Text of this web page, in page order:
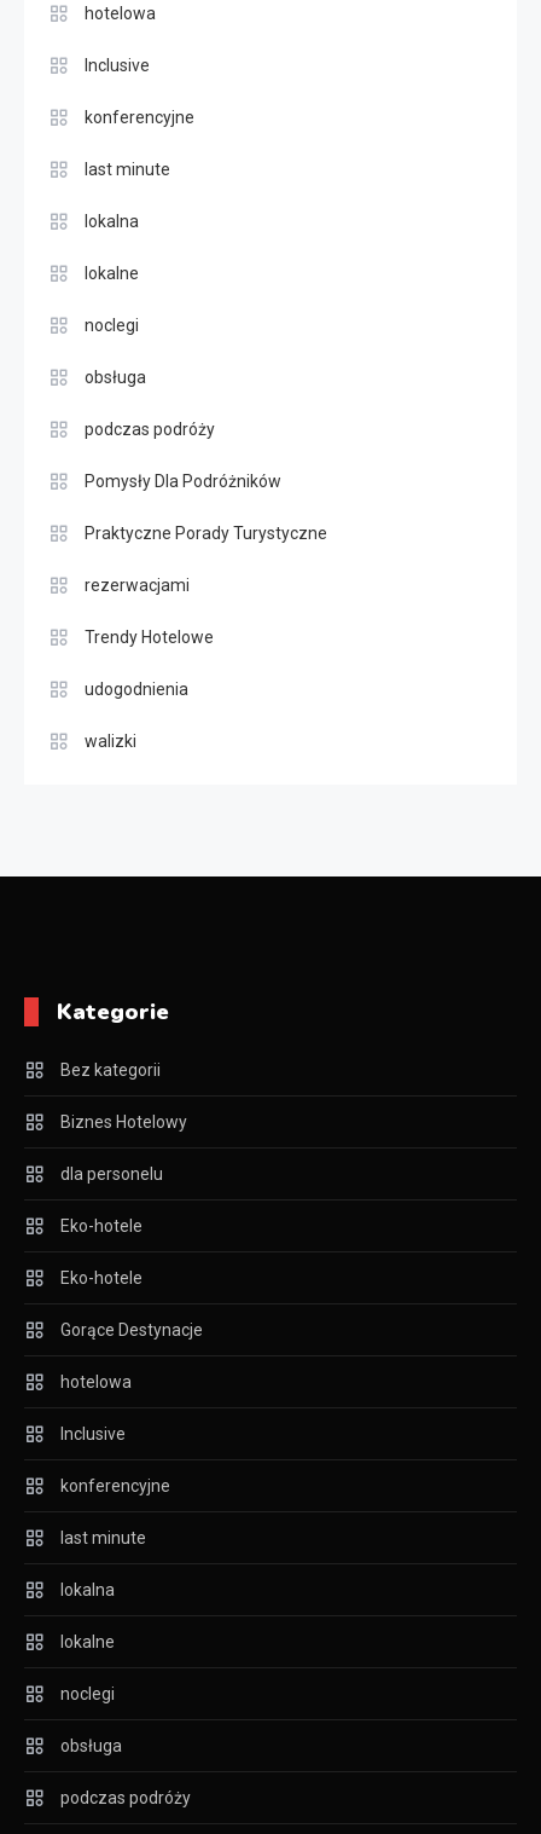
hotelowa
Inclusive
konferencyjne
last minute
lokalna
lokalne
noclegi
obsługa
podczas podróży
Pomysły Dla Podróżników
Praktyczne Porady Turystyczne
rezerwacjami
Trendy Hotelowe
udogodnienia
walizki
Kategorie
Bez kategorii
Biznes Hotelowy
dla personelu
Eko-hotele
Eko-hotele
Gorące Destynacje
hotelowa
Inclusive
konferencyjne
last minute
lokalna
lokalne
noclegi
obsługa
podczas podróży